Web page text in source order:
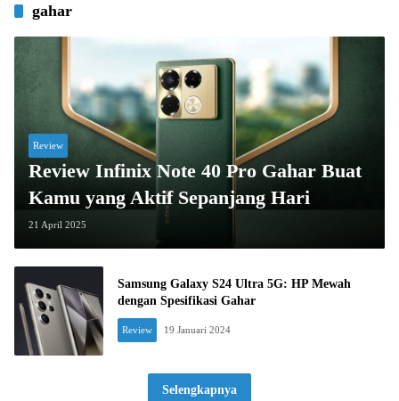
gahar
Review
Review Infinix Note 40 Pro Gahar Buat
Kamu yang Aktif Sepanjang Hari
21 April 2025
Samsung Galaxy S24 Ultra 5G: HP Mewah
dengan Spesifikasi Gahar
Review 19 Januari 2024
Selengkapnya